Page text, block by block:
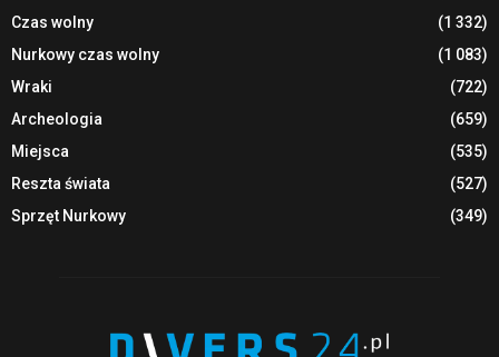
Czas wolny
(1 332)
Nurkowy czas wolny
(1 083)
Wraki
(722)
Archeologia
(659)
Miejsca
(535)
Reszta świata
(527)
Sprzęt Nurkowy
(349)